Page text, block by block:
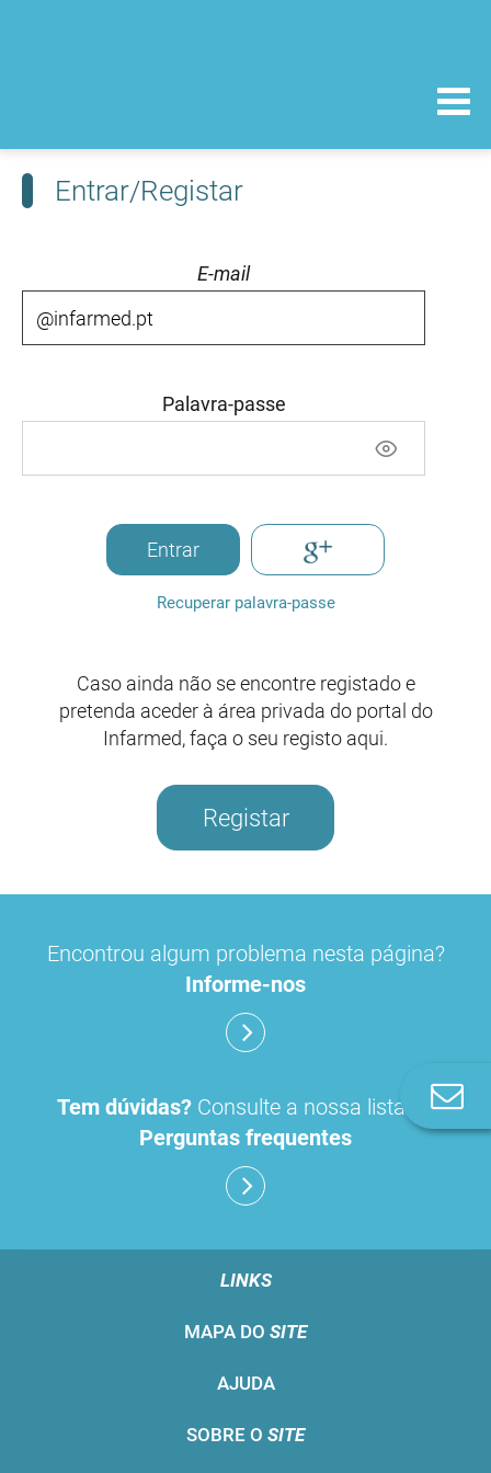
Entrar/Registar
E-mail
Palavra-passe
Entrar
Recuperar palavra-passe
Caso ainda não se encontre registado e
pretenda aceder à área privada do portal do
Infarmed, faça o seu registo aqui.
Registar
Encontrou algum problema nesta página?
Informe-nos
Tem dúvidas? Consulte a nossa lista de
Perguntas frequentes
LINKS
MAPA DO SITE
AJUDA
SOBRE O SITE